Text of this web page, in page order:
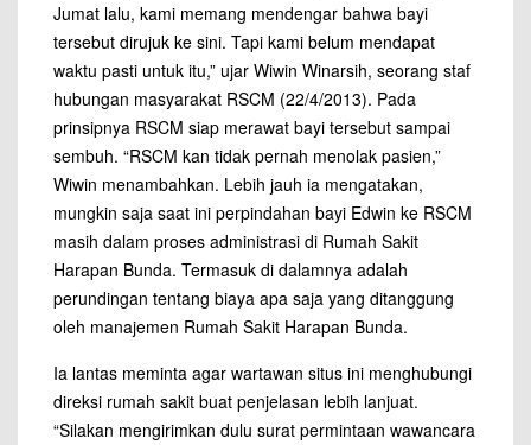
Jumat lalu, kami memang mendengar bahwa bayi
tersebut dirujuk ke sini. Tapi kami belum mendapat
waktu pasti untuk itu,” ujar Wiwin Winarsih, seorang staf
hubungan masyarakat RSCM (22/4/2013). Pada
prinsipnya RSCM siap merawat bayi tersebut sampai
sembuh. “RSCM kan tidak pernah menolak pasien,”
Wiwin menambahkan. Lebih jauh ia mengatakan,
mungkin saja saat ini perpindahan bayi Edwin ke RSCM
masih dalam proses administrasi di Rumah Sakit
Harapan Bunda. Termasuk di dalamnya adalah
perundingan tentang biaya apa saja yang ditanggung
oleh manajemen Rumah Sakit Harapan Bunda.
Ia lantas meminta agar wartawan situs ini menghubungi
direksi rumah sakit buat penjelasan lebih lanjuat.
“Silakan mengirimkan dulu surat permintaan wawancara